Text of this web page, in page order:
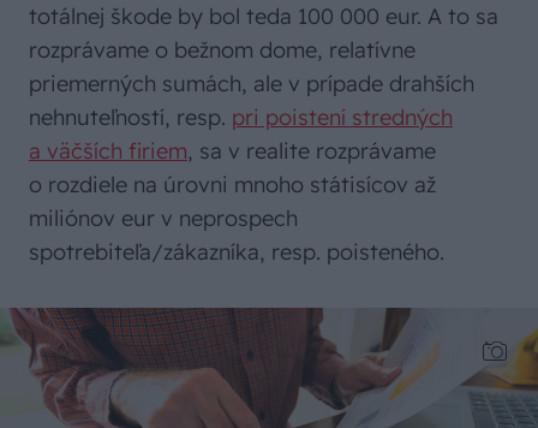
totálnej škode by bol teda 100 000 eur. A to sa
rozprávame o bežnom dome, relatívne
priemerných sumách, ale v prípade drahších
nehnuteľností, resp. pri poistení stredných
a väčších firiem, sa v realite rozprávame
o rozdiele na úrovni mnoho státisícov až
miliónov eur v neprospech
spotrebiteľa/zákazníka, resp. poisteného.